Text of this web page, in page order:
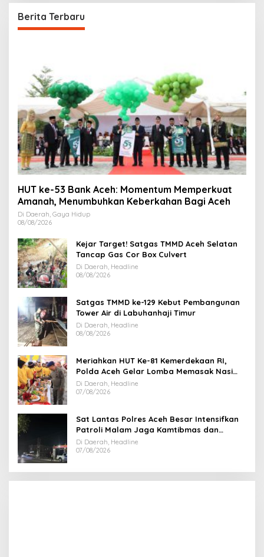
Berita Terbaru
HUT ke-53 Bank Aceh: Momentum Memperkuat
Amanah, Menumbuhkan Keberkahan Bagi Aceh
Di Daerah, Gaya Hidup
08/08/2026
Kejar Target! Satgas TMMD Aceh Selatan
Tancap Gas Cor Box Culvert
Di Daerah, Headline
08/08/2026
Satgas TMMD ke-129 Kebut Pembangunan
Tower Air di Labuhanhaji Timur
Di Daerah, Headline
08/08/2026
Meriahkan HUT Ke-81 Kemerdekaan RI,
Polda Aceh Gelar Lomba Memasak Nasi
Goreng dan Aneka Minuman
Di Daerah, Headline
07/08/2026
Sat Lantas Polres Aceh Besar Intensifkan
Patroli Malam Jaga Kamtibmas dan
Kelancaran Lalu Lintas
Di Daerah, Headline
07/08/2026